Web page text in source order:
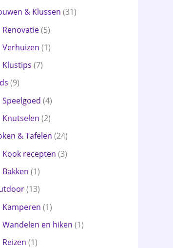
& Klussen (31)
Renovatie(5)
Verhuizen (1)
Klustips (7)
(9)
Speelgoed (4)
Knutselen (2)
& Tafelen (24)
Kook recepten (3)
Bakken (1)
(13)
Kamperen (1)
Wandelen en hiken (1)
Reizen (1)